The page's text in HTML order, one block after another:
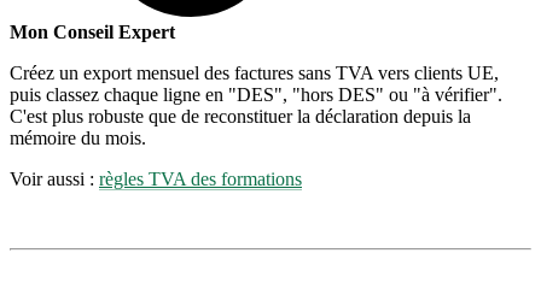
Mon Conseil Expert
Créez un export mensuel des factures sans TVA vers clients UE,
puis classez chaque ligne en "DES", "hors DES" ou "à vérifier".
C'est plus robuste que de reconstituer la déclaration depuis la
mémoire du mois.
Voir aussi : règles TVA des formations